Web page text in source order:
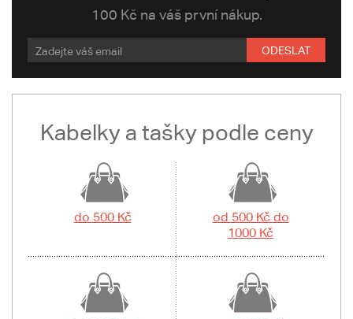
100 Kč na váš první nákup.
ODESLAT
Kabelky a tašky podle ceny
do 500 Kč
od 500 Kč do
1000 Kč